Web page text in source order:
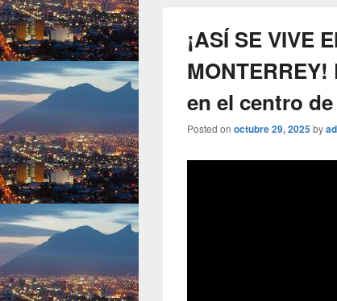
¡ASÍ SE VIVE
en el centro de
Posted on octubre 29, 2025by